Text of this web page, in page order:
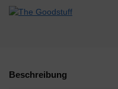
Beschreibung